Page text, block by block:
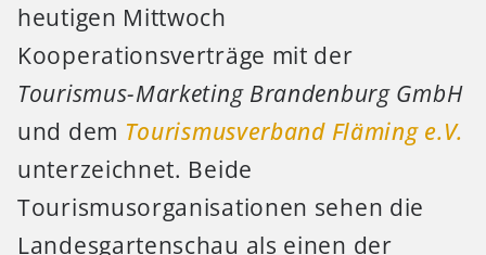
heutigen Mittwoch
Kooperationsverträge mit der
Tourismus-Marketing Brandenburg GmbH
und dem Tourismusverband Fläming e.V.
unterzeichnet. Beide
Tourismusorganisationen sehen die
Landesgartenschau als einen der